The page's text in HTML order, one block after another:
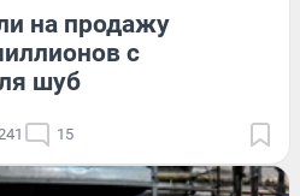
на продажу
с
шуб
15